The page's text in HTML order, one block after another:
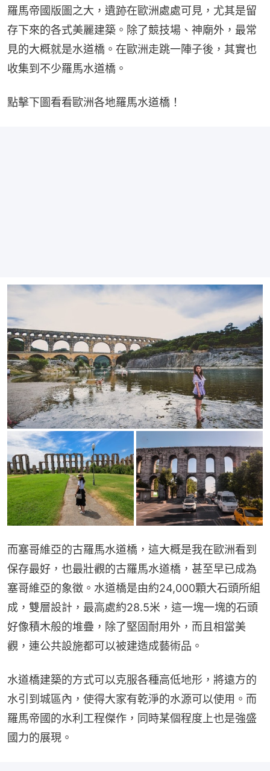
羅馬帝國版圖之大，遺跡在歐洲處處可見，尤其是留
存下來的各式美麗建築。除了競技場、神廟外，最常
見的大概就是水道橋。在歐洲走跳一陣子後，其實也
收集到不少羅馬水道橋。
點擊下圖看看歐洲各地羅馬水道橋！
而塞哥維亞的古羅馬水道橋，這大概是我在歐洲看到
保存最好，也最壯觀的古羅馬水道橋，甚至早已成為
塞哥維亞的象徵。水道橋是由約24,000顆大石頭所組
成，雙層設計，最高處約28.5米，這一塊一塊的石頭
好像積木般的堆疊，除了堅固耐用外，而且相當美
觀，連公共設施都可以被建造成藝術品。
水道橋建築的方式可以克服各種高低地形，將遠方的
水引到城區內，使得大家有乾淨的水源可以使用。而
羅馬帝國的水利工程傑作，同時某個程度上也是強盛
國力的展現。